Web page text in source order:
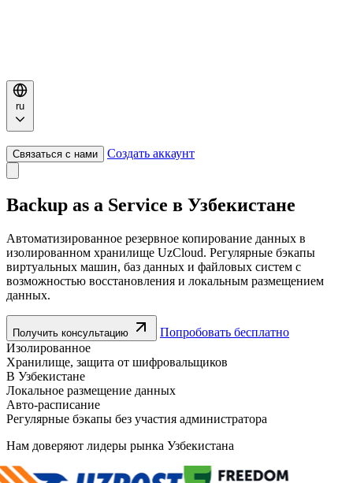
ru
Связаться с нами Создать аккаунт
Backup as a Service в Узбекистане
Автоматизированное резервное копирование данных в
изолированном хранилище UzCloud. Регулярные бэкапы
виртуальных машин, баз данных и файловых систем с
возможностью восстановления и локальным размещением
данных.
Получить консультацию
Попробовать бесплатно
Изолированное
Хранилище, защита от шифровальщиков
В Узбекистане
Локальное размещение данных
Авто-расписание
Регулярные бэкапы без участия администратора
Нам доверяют лидеры рынка Узбекистана